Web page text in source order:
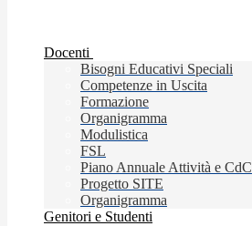
Docenti
Bisogni Educativi Speciali
Competenze in Uscita
Formazione
Organigramma
Modulistica
FSL
Piano Annuale Attività e CdC
Progetto SITE
Organigramma
Genitori e Studenti